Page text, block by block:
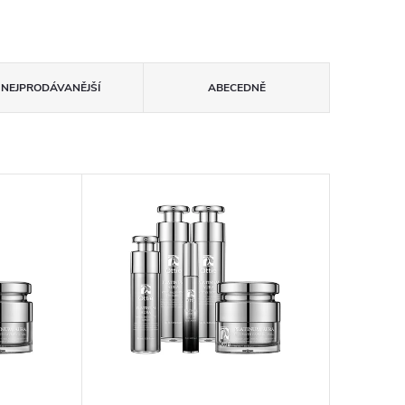
NEJPRODÁVANĚJŠÍ ABECEDNĚ